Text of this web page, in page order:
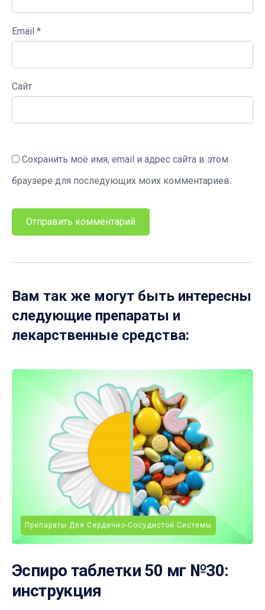
Email *
Сайт
Сохранить моё имя, email и адрес сайта в этом
браузере для последующих моих комментариев.
Вам так же могут быть интересны
следующие препараты и
лекарственные средства:
Препараты Для Сердечно-Сосудистой Системы
Эспиро таблетки 50 мг №30:
инструкция